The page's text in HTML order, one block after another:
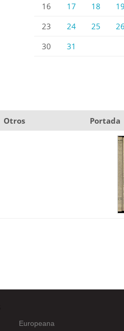
16
17 18 19
23
24 25 26
30
31
Otros
Portada
Europeana